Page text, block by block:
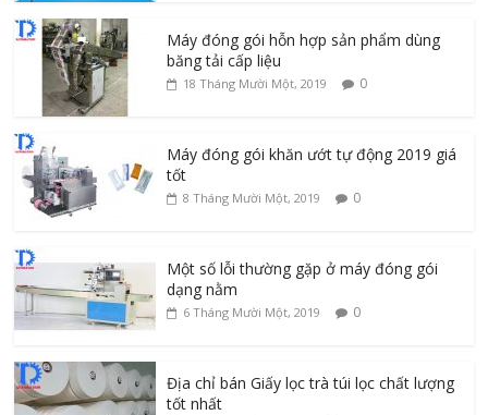
Máy đóng gói hỗn hợp sản phẩm dùng
băng tải cấp liệu
18 Tháng Mười Một, 2019 0
Máy đóng gói khăn ướt tự động 2019 giá
tốt
8 Tháng Mười Một, 2019 0
Một số lỗi thường gặp ở máy đóng gói
dạng nằm
6 Tháng Mười Một, 2019 0
Địa chỉ bán Giấy lọc trà túi lọc chất lượng
tốt nhất